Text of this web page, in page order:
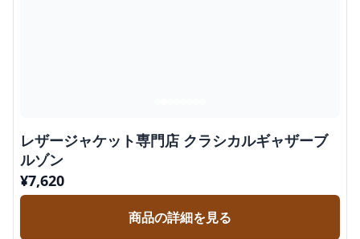
レザージャケット専門店 クラシカルギャザーブ
ルゾン
¥7,620
商品の詳細を見る